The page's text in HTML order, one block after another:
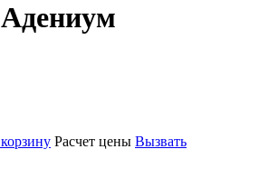
Расчет цены Вызвать